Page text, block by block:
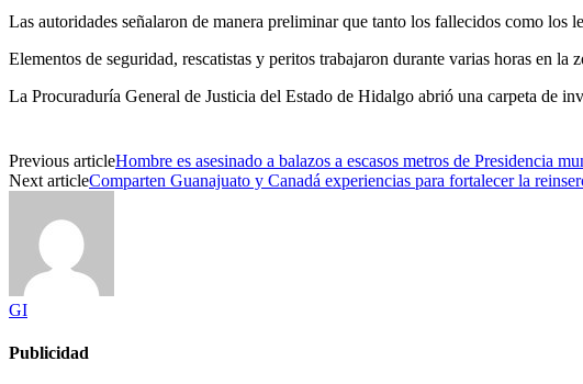
Las autoridades señalaron de manera preliminar que tanto los fallecidos como los
Elementos de seguridad, rescatistas y peritos trabajaron durante varias horas en
La Procuraduría General de Justicia del Estado de Hidalgo abrió una carpeta de
Previous articleHombre es asesinado a balazos a escasos metros de Presidencia
Next articleComparten Guanajuato y Canadá experiencias para fortalecer la
GI
Publicidad